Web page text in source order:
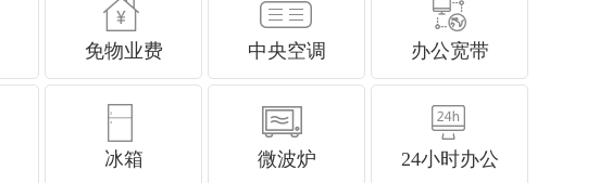
免物业费 中央空调 办公宽带
冰箱 微波炉 24小时办公